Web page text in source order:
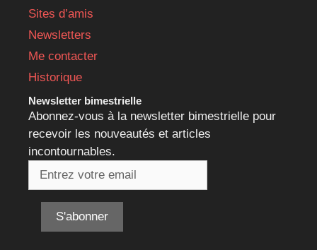
Sites d’amis
Newsletters
Me contacter
Historique
Newsletter bimestrielle
Abonnez-vous à la newsletter bimestrielle pour
recevoir les nouveautés et articles
incontournables.